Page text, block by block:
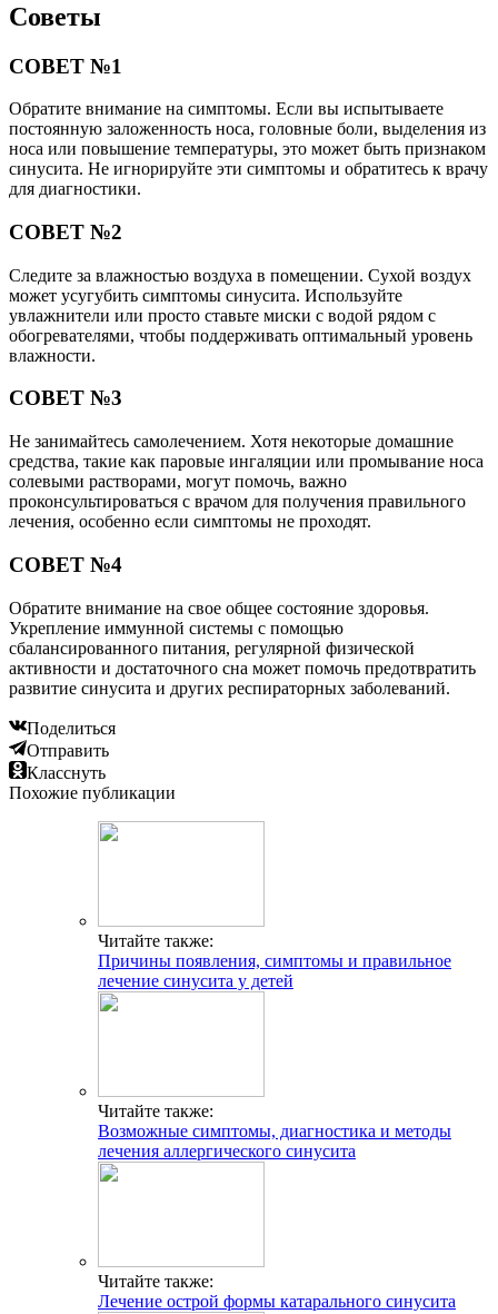
Советы
СОВЕТ №1
Обратите внимание на симптомы. Если вы испытываете
постоянную заложенность носа, головные боли, выделения из
носа или повышение температуры, это может быть признаком
синусита. Не игнорируйте эти симптомы и обратитесь к врачу
для диагностики.
СОВЕТ №2
Следите за влажностью воздуха в помещении. Сухой воздух
может усугубить симптомы синусита. Используйте
увлажнители или просто ставьте миски с водой рядом с
обогревателями, чтобы поддерживать оптимальный уровень
влажности.
СОВЕТ №3
Не занимайтесь самолечением. Хотя некоторые домашние
средства, такие как паровые ингаляции или промывание носа
солевыми растворами, могут помочь, важно
проконсультироваться с врачом для получения правильного
лечения, особенно если симптомы не проходят.
СОВЕТ №4
Обратите внимание на свое общее состояние здоровья.
Укрепление иммунной системы с помощью
сбалансированного питания, регулярной физической
активности и достаточного сна может помочь предотвратить
развитие синусита и других респираторных заболеваний.
Поделиться
Отправить
Класснуть
Похожие публикации
Читайте также:
Причины появления, симптомы и правильное
лечение синусита у детей
Читайте также:
Возможные симптомы, диагностика и методы
лечения аллергического синусита
Читайте также:
Лечение острой формы катарального синусита